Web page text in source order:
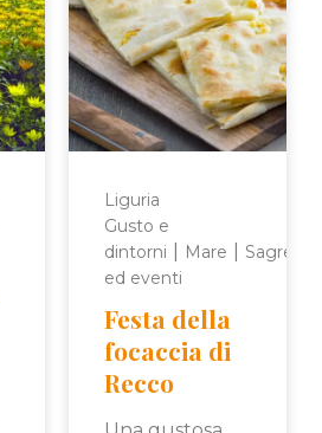
Liguria
Gusto e
dintorni
Mare
Sagre
ed eventi
Festa della
focaccia di
Recco